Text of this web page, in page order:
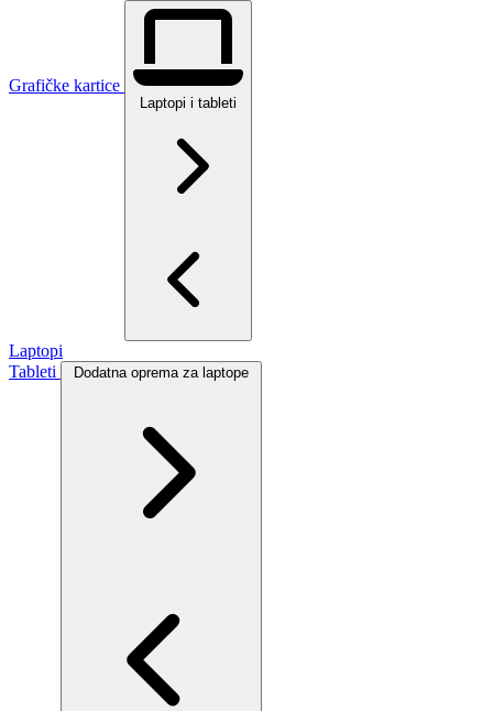
Grafičke kartice
Laptopi i tableti
Laptopi
Tableti
Dodatna oprema za laptope